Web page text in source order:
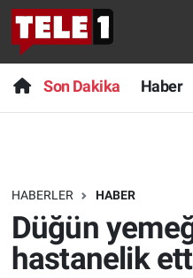
Son Dakika Haber
HABERLER HABER
Düğün
hastanelik
Anında Manşet
Başka Sohbetler
Bilim turu
Bilim ve Teknoloji
Son Dakika
Haber
Dünya
Teknoloji
Nöbetçi Eczaneler
Hava Durumu
Trafik Durumu
Süper Lig Puan